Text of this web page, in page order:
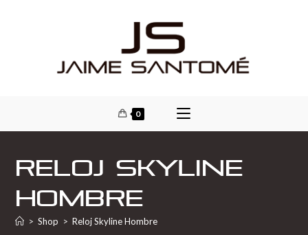
0
Reloj Skyline
Hombre
> Shop > Reloj Skyline Hombre